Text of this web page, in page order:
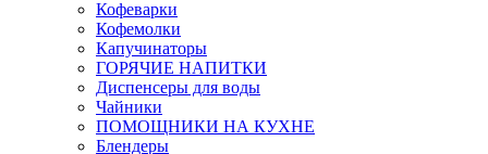
Кофеварки
Кофемолки
Капучинаторы
ГОРЯЧИЕ НАПИТКИ
Диспенсеры для воды
Чайники
ПОМОЩНИКИ НА КУХНЕ
Блендеры